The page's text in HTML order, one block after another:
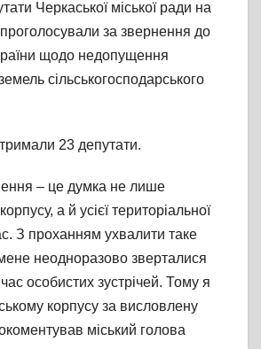
Черкаської міської ради на
проголосували за звернення до
щодо недопущення
сільськогосподарського
23 депутати.
– це думка не лише
а й усієї територіальної
З проханням ухвалити таке
неодноразово зверталися
особистих зустрічей. Тому я
корпусу за висловлену
міський голова